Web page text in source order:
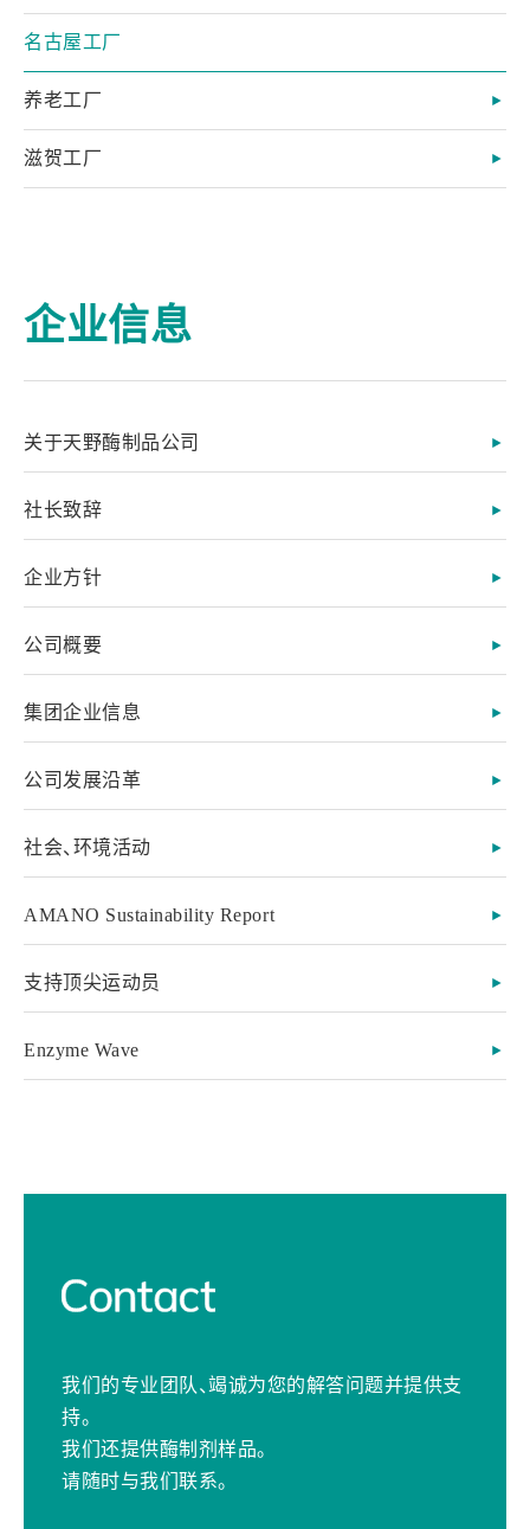
名古屋工厂
养老工厂
滋贺工厂
企业信息
关于天野酶制品公司
社长致辞
企业方针
公司概要
集团企业信息
公司发展沿革
社会、环境活动
AMANO Sustainability Report
支持顶尖运动员
Enzyme Wave
我们的专业团队、竭诚为您的解答问题并提供支
持。
我们还提供酶制剂样品。
请随时与我们联系。